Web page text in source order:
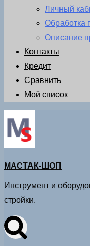
Личный
Обработка
Описание
Контакты
Кредит
Сравнить
Мой список
МАСТАК-ШОП
Инструмент и
стройки.